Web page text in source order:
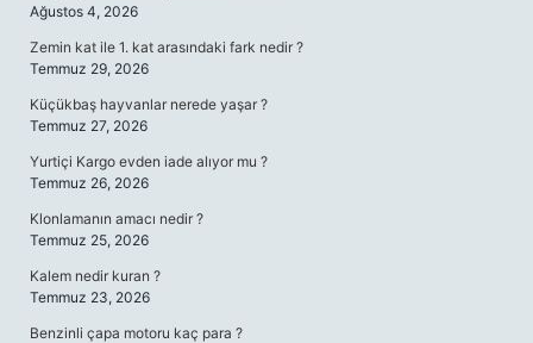
Ağustos 4, 2026
Zemin kat ile 1. kat arasındaki fark nedir ?
Temmuz 29, 2026
Küçükbaş hayvanlar nerede yaşar ?
Temmuz 27, 2026
Yurtiçi Kargo evden iade alıyor mu ?
Temmuz 26, 2026
Klonlamanın amacı nedir ?
Temmuz 25, 2026
Kalem nedir kuran ?
Temmuz 23, 2026
Benzinli çapa motoru kaç para ?